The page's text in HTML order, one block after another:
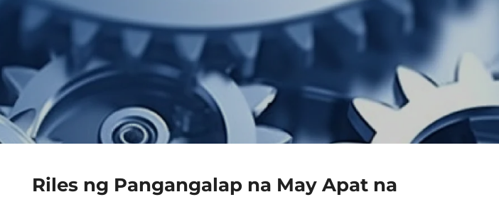
Riles ng Pangangalap na May Apat na